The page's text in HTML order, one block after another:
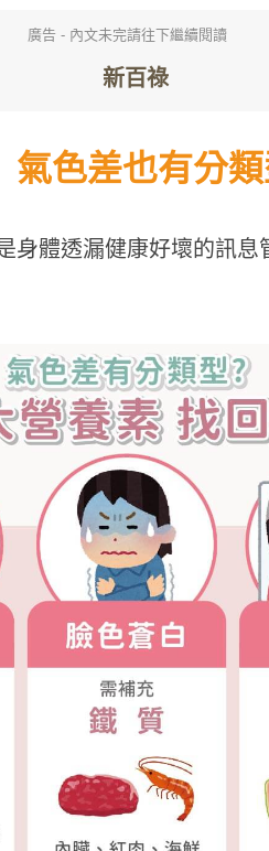
廣告 - 內文未完請往下繼續閱讀
色差也有分
身體透漏健康好壞的訊